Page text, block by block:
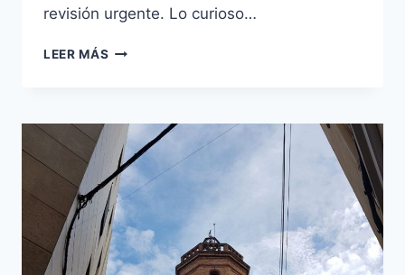
revisión urgente. Lo curioso…
LEER MÁS ANTENISTAS